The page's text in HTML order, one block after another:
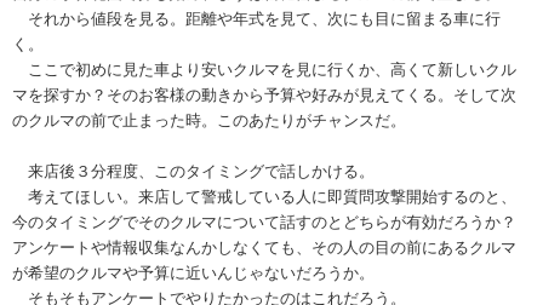
それから値段を見る。距離や年式を見て、次にも目に留まる車に行
く。
ここで初めに見た車より安いクルマを見に行くか、高くて新しいクル
マを探すか？そのお客様の動きから予算や好みが見えてくる。そして次
のクルマの前で止まった時。このあたりがチャンスだ。
来店後３分程度、このタイミングで話しかける。
考えてほしい。来店して警戒している人に即質問攻撃開始するのと、
今のタイミングでそのクルマについて話すのとどちらが有効だろうか？
アンケートや情報収集なんかしなくても、その人の目の前にあるクルマ
が希望のクルマや予算に近いんじゃないだろうか。
そもそもアンケートでやりたかったのはこれだろう。